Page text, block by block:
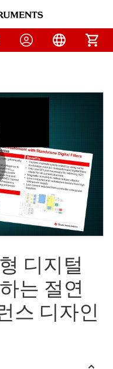
디지털
는 절연
스 디자인